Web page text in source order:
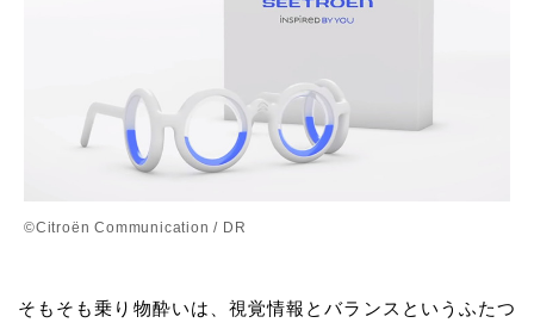
©Citroën Communication / DR
そもそも乗り物酔いは、視覚情報とバランスというふたつ